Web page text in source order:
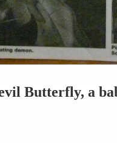
Butterfly, a